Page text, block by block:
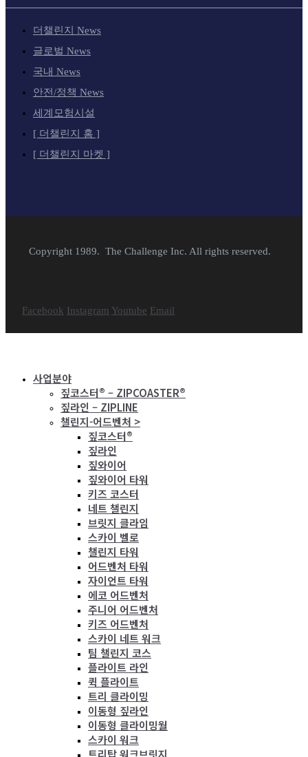
더챌린지 News
글로벌 News
국내 News
안전/정책 News
세계모험시설
[ 더챌린지 홈 ]
[ 더챌린지 마켓 ]
Copyright 1989. The Challenge Inc. All rights reserved.
Facebook Instagram Youtube Email
사업분야
짚코스터® – ZIPCOASTER®
짚라인 – ZIPLINE
챌린지-어드벤처 >
짚코스터®
짚라인
짚와이어
짚와이어 타워
키즈 코스터
네트 챌린지
브릿지 클라임
스카이 벨로
챌린지 타워
어드벤처 타워
자이언트 타워
에코 어드벤처
주니어 어드벤처
키즈 어드벤처
스카이 네트 워크
팀 챌린지 코스
플라이트 라인
퀵 플라이트
트리 클라이밍
이동형 짚라인
이동형 클라이밍월
스카이 워크